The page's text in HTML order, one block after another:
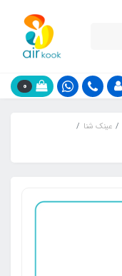
0
عینک شنا